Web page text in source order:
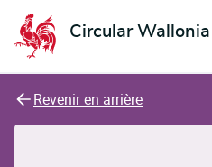
Circular Wallonia
L'économie circulaire
Revenir en arrière